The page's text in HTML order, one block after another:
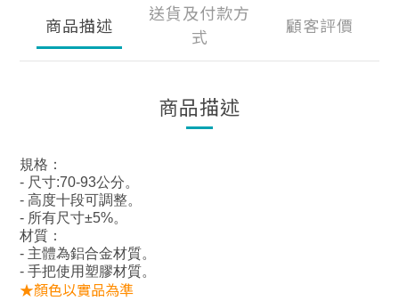
商品描述
送貨及付款方
式
顧客評價
商品描述
規格：
- 尺寸:70-93公分。
- 高度十段可調整。
- 所有尺寸±5%。
材質：
- 主體為鋁合金材質。
- 手把使用塑膠材質。
★顏色以實品為準